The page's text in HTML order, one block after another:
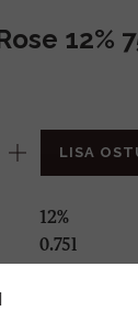
12%
LISA
12%
0.75l